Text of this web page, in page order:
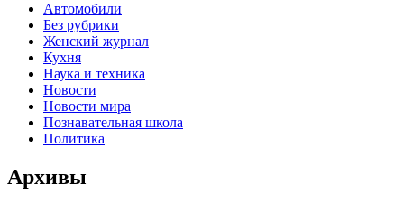
Автомобили
Без рубрики
Женский журнал
Кухня
Наука и техника
Новости
Новости мира
Познавательная школа
Политика
Архивы